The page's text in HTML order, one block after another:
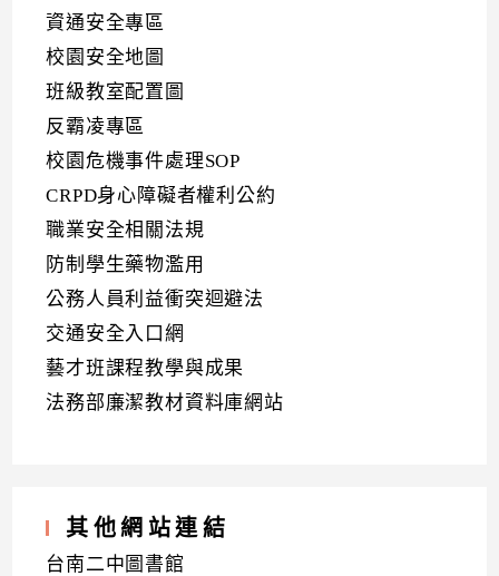
資通安全專區
校園安全地圖
班級教室配置圖
反霸凌專區
校園危機事件處理SOP
CRPD身心障礙者權利公約
職業安全相關法規
防制學生藥物濫用
公務人員利益衝突迴避法
交通安全入口網
藝才班課程教學與成果
法務部廉潔教材資料庫網站
其他網站連結
台南二中圖書館